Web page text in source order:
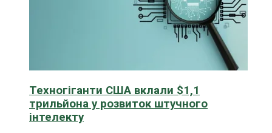
Техногіганти США вклали $1,1
трильйона у розвиток штучного
інтелекту